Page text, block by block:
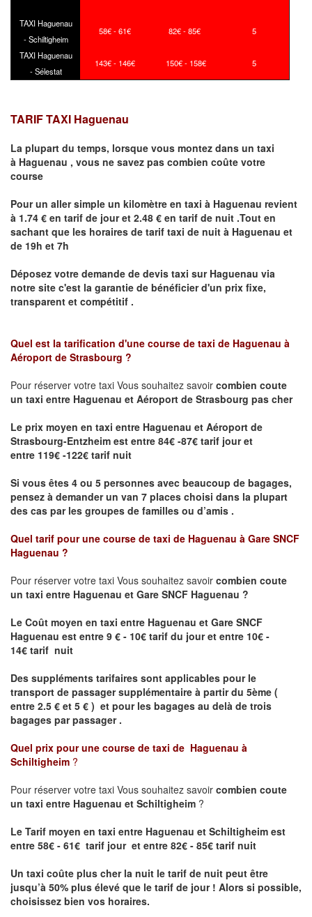
TAXI Haguenau
- Schiltigheim
58€ - 61€ 82€ - 85€ 5
TAXI Haguenau
- Sélestat
143€ - 146€ 150€ - 158€ 5
TARIF TAXI Haguenau
La plupart du temps, lorsque vous montez dans un taxi
à Haguenau , vous ne savez pas combien coûte votre
course
Pour un aller simple un kilomètre en taxi à Haguenau revient
à 1.74 € en tarif de jour et 2.48 € en tarif de nuit .Tout en
sachant que les horaires de tarif taxi de nuit à Haguenau et
de 19h et 7h
Déposez votre demande de devis taxi sur Haguenau via
notre site c'est la garantie de bénéficier d'un prix fixe,
transparent et compétitif .
Quel est la tarification d'une course de taxi de Haguenau à
Aéroport de Strasbourg ?
Pour réserver votre taxi Vous souhaitez savoir combien coute
un taxi entre Haguenau et Aéroport de Strasbourg pas cher
Le prix moyen en taxi entre Haguenau et Aéroport de
Strasbourg-Entzheim est entre 84€ -87€ tarif jour et
entre 119€ -122€ tarif nuit
Si vous êtes 4 ou 5 personnes avec beaucoup de bagages,
pensez à demander un van 7 places choisi dans la plupart
des cas par les groupes de familles ou d’amis .
Quel tarif pour une course de taxi de Haguenau à Gare SNCF
Haguenau ?
Pour réserver votre taxi Vous souhaitez savoir combien coute
un taxi entre Haguenau et Gare SNCF Haguenau ?
Le Coût moyen en taxi entre Haguenau et Gare SNCF
Haguenau est entre 9 € - 10€ tarif du jour et entre 10€ -
14€ tarif nuit
Des suppléments tarifaires sont applicables pour le
transport de passager supplémentaire à partir du 5ème (
entre 2.5 € et 5 € ) et pour les bagages au delà de trois
bagages par passager .
Quel prix pour une course de taxi de Haguenau à
Schiltigheim ?
Pour réserver votre taxi Vous souhaitez savoir combien coute
un taxi entre Haguenau et Schiltigheim ?
Le Tarif moyen en taxi entre Haguenau et Schiltigheim est
entre 58€ - 61€ tarif jour et entre 82€ - 85€ tarif nuit
Un taxi coûte plus cher la nuit le tarif de nuit peut être
jusqu’à 50% plus élevé que le tarif de jour ! Alors si possible,
choisissez bien vos horaires.